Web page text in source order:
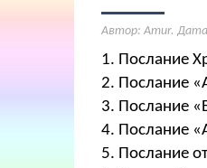
Автор: Amur. Дата
1. Послание
2. Послание
3. Послание
4. Послание
5. Послание